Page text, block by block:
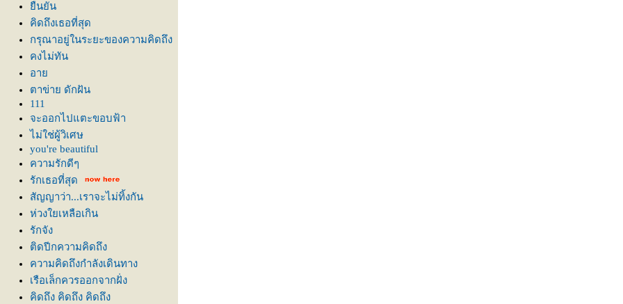
ืนยัน
คิดถึงเธอที่สุด
กรุณาอยู่ในระยะของความคิดถึง
คงไม่ทัน
อา
ตาข่าย ดักฝัน
111
จะออกไปแตะขอบฟ้า
ไม่ใช่ผู้วิเศษ
you're beautiful
ความรักดีๆ
รักเธอที่สุด
สัญญาว่า...เราจะไม่ทิ้งกัน
ห่วงใยเหลือเกิน
รักจัง
ติดปีกความคิดถึง
ความคิดถึงกำลังเดินทาง
เรือเล็กควรออกจากฝั่ง
คิดถึง คิดถึง คิดถึง